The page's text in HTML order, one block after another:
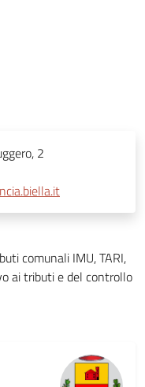
2
comunali IMU, TARI,
ai tributi e del controllo